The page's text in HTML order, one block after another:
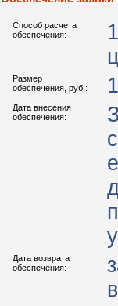
Способ расчета
обеспечения:
Размер
обеспечения, руб.:
Дата внесения
обеспечения:
Дата возврата
обеспечения: